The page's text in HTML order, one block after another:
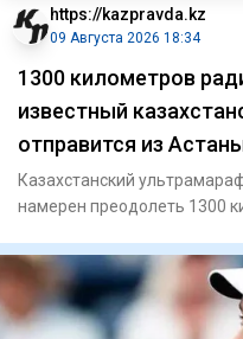
https://kazpravda.kz
09 Августа 2026 18:34
1300 километров
известный
отправится из
Казахстанский
намерен преодолеть 1300